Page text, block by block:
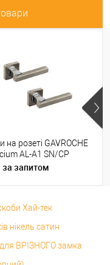
на розеті GAVROCHE
AL-A1 SN/CP
хром
за запитом
Хай-тек
нікель сатин
ВРІЗНОГО замка